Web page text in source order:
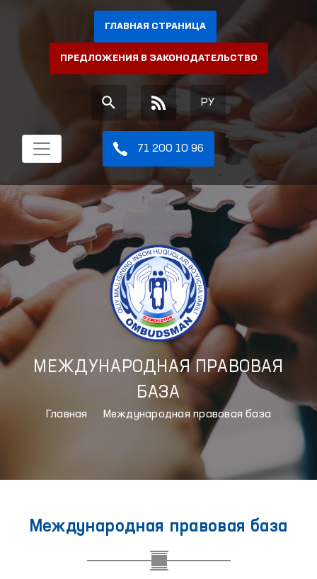
ГЛАВНАЯ СТРАНИЦА
ПРЕДЛОЖЕНИЯ В ЗАКОНОДАТЕЛЬСТВО
РУ
71 200 10 96
МЕЖДУНАРОДНАЯ ПРАВОВАЯ
БАЗА
Главная Международная правовая база
Международная правовая база